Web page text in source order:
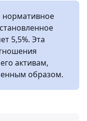
нормативное
5,5%. Эта
активам,
образом.